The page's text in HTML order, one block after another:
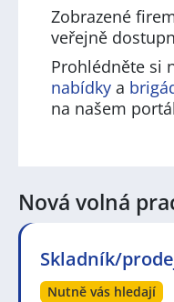
Zobrazené
veřejně
Prohlédněte si
nabídky a
na našem
Nová volná
Skladník/
Nutně vás hledají